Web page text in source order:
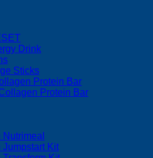
Drink
Sticks
Protein Bar
Protein Bar
Kit